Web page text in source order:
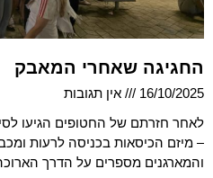
החגיגה שאחרי המאבק
16/10/2025
אין תגובות
לאחר חזרתם של החטופים הגיעו
– מיזם הכיסאות בכניסה לרעות
והמארגנים מספרים על הדרך